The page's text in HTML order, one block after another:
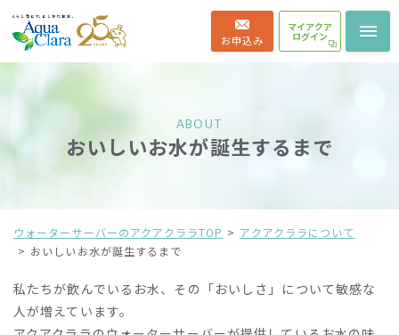
お申込み
マイアクア
ログイン
ABOUT
おいしいお水が誕生するまで
ウォーターサーバーのアクアクララTOP
アクアクララについて
おいしいお水が誕生するまで
私たちが飲んでいるお水、その「おいしさ」について敏感な
人が増えています。